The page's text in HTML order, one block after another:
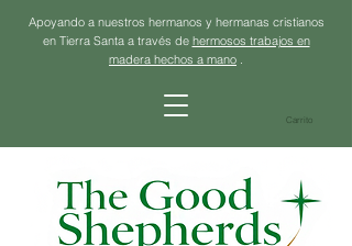
Apoyando a nuestros hermanos y hermanas cristianos
en Tierra Santa a través de hermosos trabajos en
madera hechos a mano .
Carrito